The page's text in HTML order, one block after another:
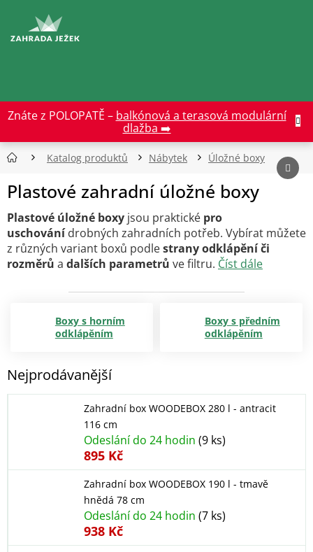
obsah
Znáte z POLOPATĚ – balkónová a terasová modulární
dlažba ➡️
Katalog produktů Nábytek Úložné boxy
Plastové zahradní úložné boxy
Plastové úložné boxy jsou praktické pro
uschovánídrobných zahradních potřeb. Vybírat můžete
z různých variant boxů podlestrany odklápění či
rozměrů a dalších parametrů ve filtru. Číst dále
Boxy s horním
odklápěním
Boxy s předním
odklápěním
Nejprodávanější
Zahradní box WOODEBOX 280 l - antracit
116 cm
Odeslání do 24 hodin (9 ks)
895 Kč
Zahradní box WOODEBOX 190 l - tmavě
hnědá 78 cm
Odeslání do 24 hodin (7 ks)
938 Kč